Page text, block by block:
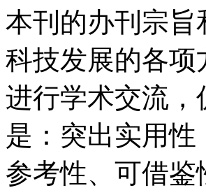
本刊的办刊宗
科技发展的各
进行学术交流
是：突出实用
参考性、可借